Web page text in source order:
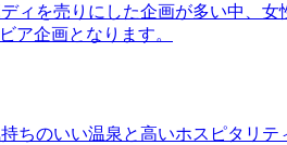
を売りにした企画が多い中、
ア企画となります。
のいい温泉と高いホスピタリ